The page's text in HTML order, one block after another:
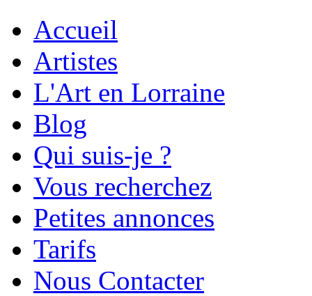
Accueil
Artistes
L'Art en Lorraine
Blog
Qui suis-je ?
Vous recherchez
Petites annonces
Tarifs
Nous Contacter